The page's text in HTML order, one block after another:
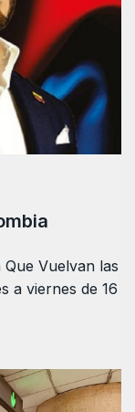
Vuelvan las
a viernes de 16